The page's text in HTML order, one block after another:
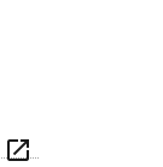
open_in_new